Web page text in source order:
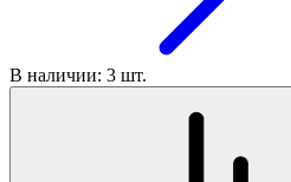
В наличии: 3 шт.